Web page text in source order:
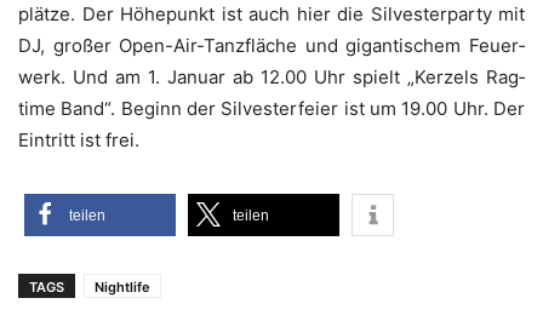
plät­ze. Der Höhe­punkt ist auch hier die Sil­ves­ter­par­ty mit
DJ, gro­ßer Open-Air-Tanz­flä­che und gigan­ti­schem Feu­er­
werk. Und am 1. Janu­ar ab 12.00 Uhr spielt „Ker­zels Rag­
time Band“. Beginn der Sil­ves­ter­fei­er ist um 19.00 Uhr. Der
Ein­tritt ist frei.
tei­len tei­len
TAGS Nightlife